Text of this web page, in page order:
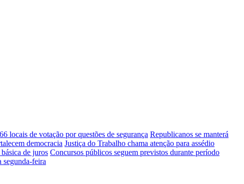
locais de votação por questões de segurança Republicanos se manterá
democracia Justiça do Trabalho chama atenção para assédio
de juros Concursos públicos seguem previstos durante período
segunda-feira